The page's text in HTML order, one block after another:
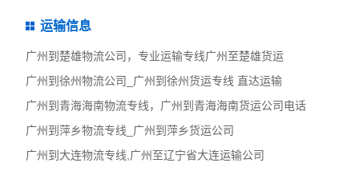
运输信息
广州到楚雄物流公司，专业运输专线广州至楚雄货运
广州到徐州物流公司_广州到徐州货运专线 直达运输
广州到青海海南物流专线，广州到青海海南货运公司电话
广州到萍乡物流专线_广州到萍乡货运公司
广州到大连物流专线,广州至辽宁省大连运输公司